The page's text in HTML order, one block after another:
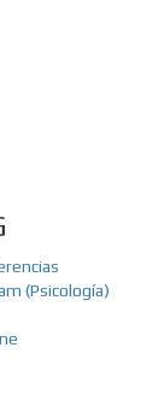
(Psicología)